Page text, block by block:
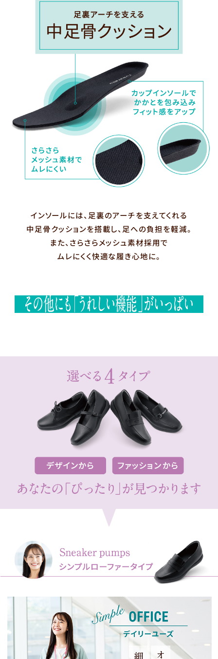
インソールには、足裏のアーチを支えてくれる
中足骨クッションを搭載し、足への負担を軽減。
また、さらさらメッシュ素材採用で
ムレにくく快適な履き心地に。